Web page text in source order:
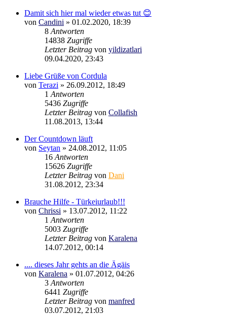
Damit sich hier mal wieder etwas tut 😊
von Candini » 01.02.2020, 18:39
8 Antworten
14838 Zugriffe
Letzter Beitrag von yildizatlari
09.04.2020, 23:43
Liebe Grüße von Cordula
von Terazi » 26.09.2012, 18:49
1 Antworten
5436 Zugriffe
Letzter Beitrag von Collafish
11.08.2013, 13:44
Der Countdown läuft
von Seytan » 24.08.2012, 11:05
16 Antworten
15626 Zugriffe
Letzter Beitrag von Dani
31.08.2012, 23:34
Brauche Hilfe - Türkeiurlaub!!!
von Chrissi » 13.07.2012, 11:22
1 Antworten
5003 Zugriffe
Letzter Beitrag von Karalena
14.07.2012, 00:14
.... dieses Jahr gehts an die Ägäis
von Karalena » 01.07.2012, 04:26
3 Antworten
6441 Zugriffe
Letzter Beitrag von manfred
03.07.2012, 21:03